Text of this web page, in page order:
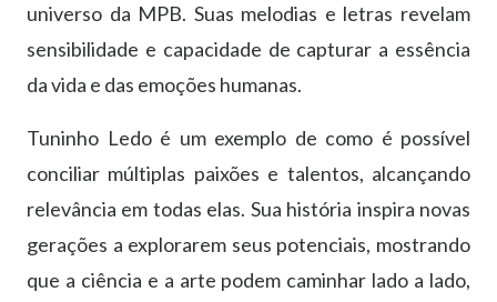
universo da MPB. Suas melodias e letras revelam
sensibilidade e capacidade de capturar a essência
da vida e das emoções humanas.
Tuninho Ledo é um exemplo de como é possível
conciliar múltiplas paixões e talentos, alcançando
relevância em todas elas. Sua história inspira novas
gerações a explorarem seus potenciais, mostrando
que a ciência e a arte podem caminhar lado a lado,